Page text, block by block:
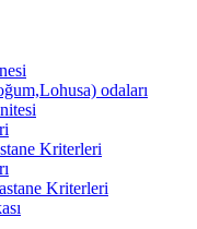
odaları
Kriterleri
Kriterleri